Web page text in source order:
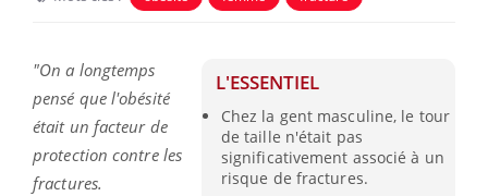
L'ESSENTIEL
Chez la gent masculine, le tour
de taille n'était pas
significativement associé à un
risque de fractures.
"On a longtemps
pensé que l'obésité
était un facteur de
protection contre les
fractures.